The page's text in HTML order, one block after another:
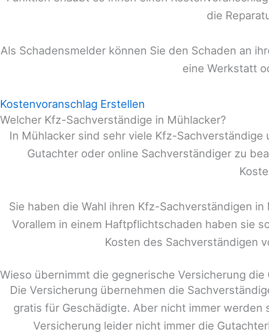
die
Als Schadensmelder können Sie den Schaden an
eine Werkstatt
Kostenvoranschlag Erstellen
Welcher Kfz-Sachverständige in Mühlacker?
In Mühlacker sind sehr viele Kfz-
Gutachter oder online Sachverständiger zu
Sie haben die Wahl ihren Kfz-Sachverständigen in
Vorallem in einem Haftpflichtschaden haben sie
Kosten des Sachverständigen
Wieso übernimmt die gegnerische Versicherung die
Die Versicherung übernehmen die
gratis für Geschädigte. Aber nicht immer
Versicherung leider nicht immer die